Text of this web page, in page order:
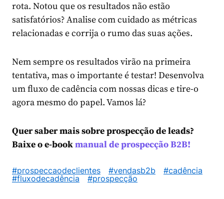
rota. Notou que os resultados não estão
satisfatórios? Analise com cuidado as métricas
relacionadas e corrija o rumo das suas ações.
Nem sempre os resultados virão na primeira
tentativa, mas o importante é testar! Desenvolva
um fluxo de cadência com nossas dicas e tire-o
agora mesmo do papel. Vamos lá?
Quer saber mais sobre prospecção de leads?
Baixe o e-bookmanual de prospecção B2B!
#prospeccaodeclientes #vendasb2b
#cadência
#fluxodecadência
#prospecção